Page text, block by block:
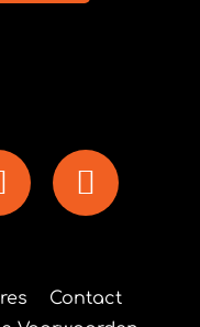
Contact